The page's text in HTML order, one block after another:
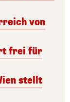
von
frei für
stellt